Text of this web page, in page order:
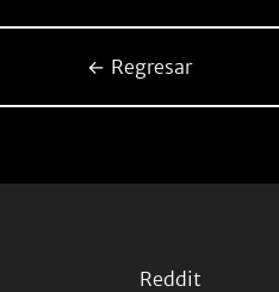
← Regresar
Reddit